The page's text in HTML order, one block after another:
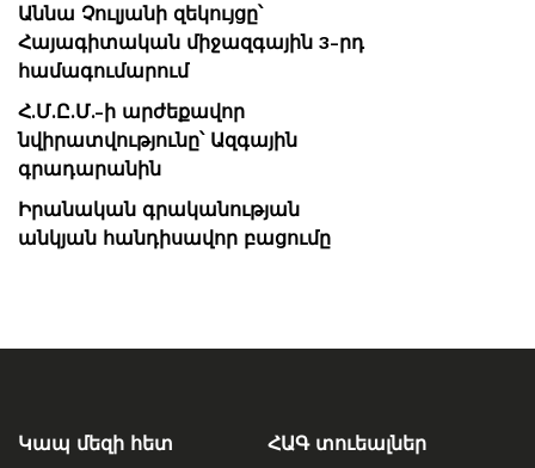
Աննա Չուլյանի զեկույցը՝
Հայագիտական միջազգային 3-րդ
համագումարում
Հ.Մ.Ը.Մ.-ի արժեքավոր
նվիրատվությունը՝ Ազգային
գրադարանին
Իրանական գրականության
անկյան հանդիսավոր բացումը
Կապ մեզի հետ ՀԱԳ տուեալներ